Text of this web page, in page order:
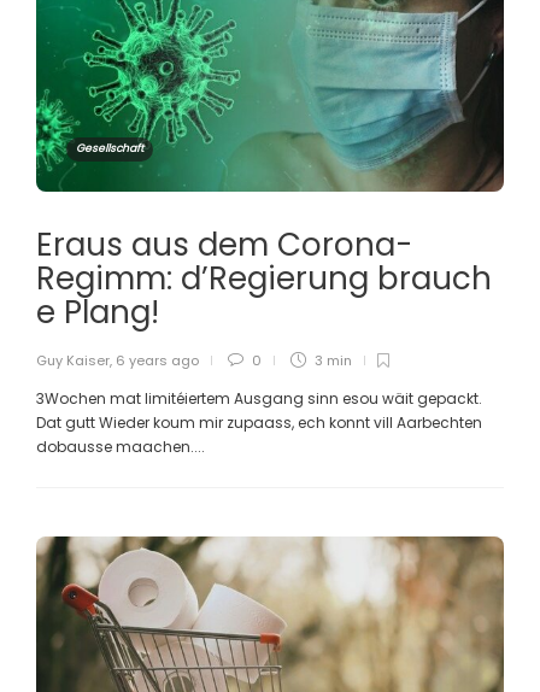
Gesellschaft
Eraus aus dem Corona-
Regimm: d’Regierung brauch
e Plang!
Guy Kaiser, 6 years ago 0 3 min
3Wochen mat limitéiertem Ausgang sinn esou wäit gepackt.
Dat gutt Wieder koum mir zupaass, ech konnt vill Aarbechten
dobausse maachen....